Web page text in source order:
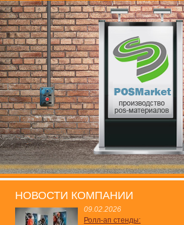
НОВОСТИ КОМПАНИИ
09.02.2026
Ролл-ап стенды: